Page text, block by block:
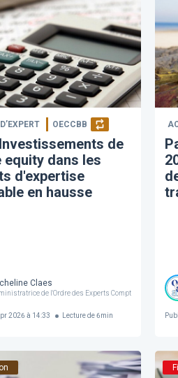
OECCBB
de
equity dans les
d'expertise
en hausse
Claes
de l'Ordre des Experts Comptables Et
2026 à 14:33 Lecture de 6min